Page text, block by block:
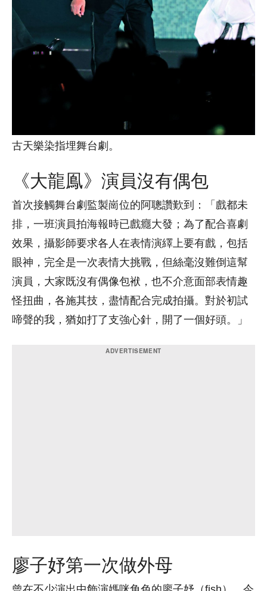
古天樂染指埋舞台劇。
《大龍鳯》演員沒有偶包
首次接觸舞台劇監製崗位的阿聰讚歎到：「戲都未
排，一班演員拍海報時已戲癮大發；為了配合喜劇
效果，攝影師要求各人在表情演繹上要有戲，包括
眼神，完全是一次表情大挑戰，但絲毫沒難倒這幫
演員，大家既沒有偶像包袱，也不介意面部表情趣
怪扭曲，各施其技，盡情配合完成拍攝。對於初試
啼聲的我，猶如打了支強心針，開了一個好頭。」
廖子妤第一次做外母